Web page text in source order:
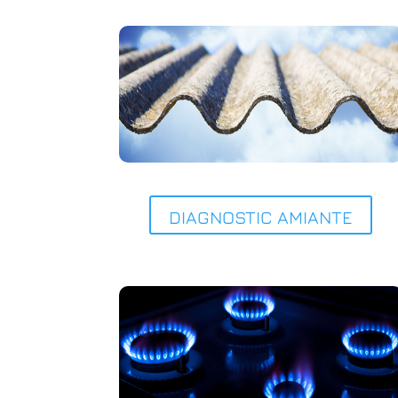
DIAGNOSTIC AMIANTE